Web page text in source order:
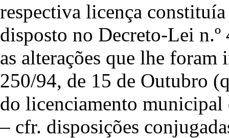
respectiva licença
disposto no Decreto-Lei
as alterações que lhe
250/94, de 15 de Outubro
do licenciamento
– cfr. disposições